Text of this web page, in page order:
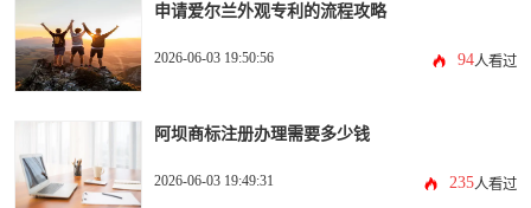
申请爱尔兰外观专利的流程攻略
2026-06-03 19:50:56 94人看过
阿坝商标注册办理需要多少钱
2026-06-03 19:49:31 235人看过